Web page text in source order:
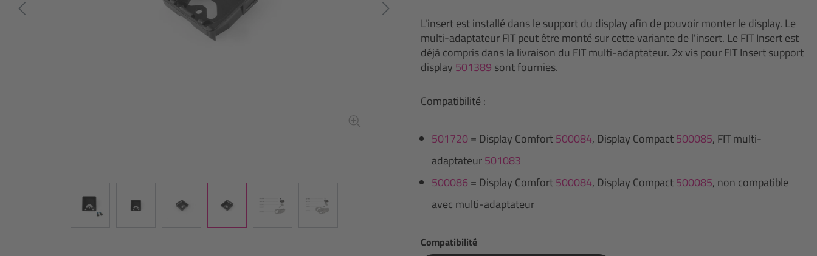
L'insert est installé dans le support du display afin de pouvoir monter le display. Le
multi-adaptateur FIT peut être monté sur cette variante de l'insert. Le FIT Insert est
déjà compris dans la livraison du FIT multi-adaptateur. 2x vis pour FIT Insert support
display 501389 sont fournies.
Compatibilité :
501720= Display Comfort500084, Display Compact500085, FIT multi-
adaptateur501083
500086 = Display Comfort500084, Display Compact500085, non compatible
avec multi-adaptateur
Sélectionnez
Compatibilité